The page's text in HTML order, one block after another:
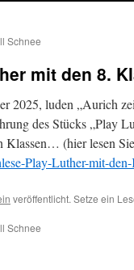
Schnee
mit den 8.
2025, luden „Aurich
des Stücks „Play
Klassen… (hier lesen
Play-Luther-mit-
veröffentlicht. Setze ein
Schnee